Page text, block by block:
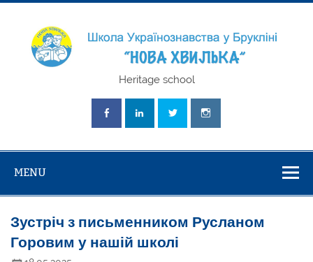
Skip
"Нова
Heritage school
MENU
Зустріч з письменником Русланом
Горовим у нашій школі